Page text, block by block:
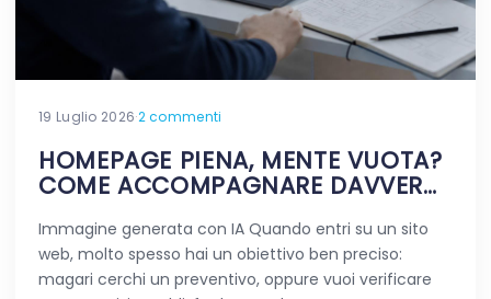
19 Luglio 2026·2 commenti
HOMEPAGE PIENA, MENTE VUOTA?
COME ACCOMPAGNARE DAVVERO
Immagine generata con IA Quando entri su un sito
web, molto spesso hai un obiettivo ben preciso:
magari cerchi un preventivo, oppure vuoi verificare